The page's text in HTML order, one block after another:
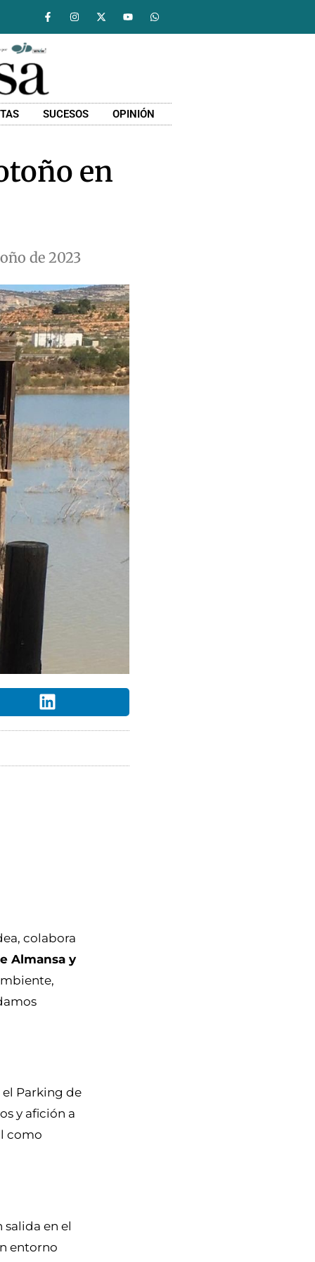
SUCESOS OPINIÓN
en
de 2023
colabora
Almansa y
el Parking de
y afición a
como
salida en el
entorno